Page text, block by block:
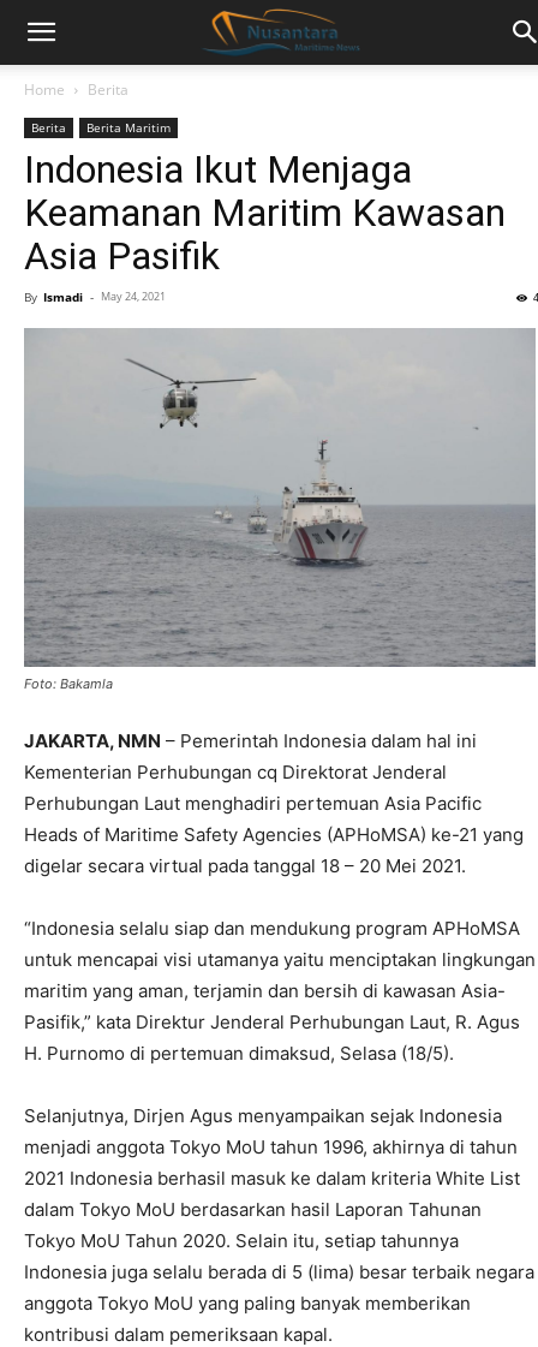
Home Berita
Berita Berita Maritim
Indonesia Ikut Menjaga
Keamanan Maritim Kawasan
Asia Pasifik
By Ismadi - May 24, 2021
Foto: Bakamla
JAKARTA, NMN – Pemerintah Indonesia dalam hal ini
Kementerian Perhubungan cq Direktorat Jenderal
Perhubungan Laut menghadiri pertemuan Asia Pacific
Heads of Maritime Safety Agencies (APHoMSA) ke-21 yang
digelar secara virtual pada tanggal 18 – 20 Mei 2021.
“Indonesia selalu siap dan mendukung program APHoMSA
untuk mencapai visi utamanya yaitu menciptakan lingkungan
maritim yang aman, terjamin dan bersih di kawasan Asia-
Pasifik,” kata Direktur Jenderal Perhubungan Laut, R. Agus
H. Purnomo di pertemuan dimaksud, Selasa (18/5).
Selanjutnya, Dirjen Agus menyampaikan sejak Indonesia
menjadi anggota Tokyo MoU tahun 1996, akhirnya di tahun
2021 Indonesia berhasil masuk ke dalam kriteria White List
dalam Tokyo MoU berdasarkan hasil Laporan Tahunan
Tokyo MoU Tahun 2020. Selain itu, setiap tahunnya
Indonesia juga selalu berada di 5 (lima) besar terbaik negara
anggota Tokyo MoU yang paling banyak memberikan
kontribusi dalam pemeriksaan kapal.